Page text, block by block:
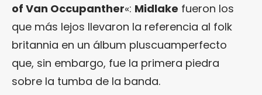
of Van Occupanther«: Midlake fueron los
que más lejos llevaron la referencia al folk
britannia en un álbum pluscuamperfecto
que, sin embargo, fue la primera piedra
sobre la tumba de la banda.